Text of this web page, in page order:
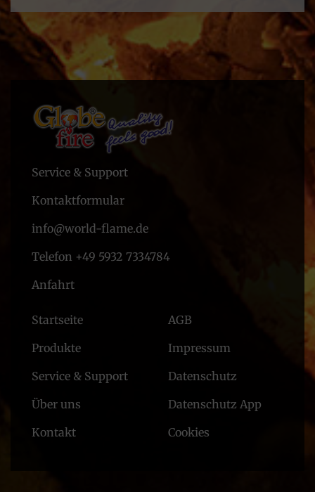
Service & Support
Kontaktformular
info@world-flame.de
Telefon +49 5932 7334784
Anfahrt
Startseite
Produkte
Service & Support
Über uns
Kontakt
AGB
Impressum
Datenschutz
Datenschutz App
Cookies